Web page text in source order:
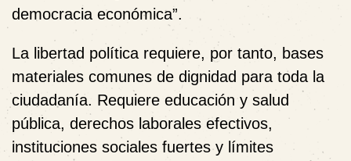
democracia económica”.
La libertad política requiere, por tanto, bases
materiales comunes de dignidad para toda la
ciudadanía. Requiere educación y salud
pública, derechos laborales efectivos,
instituciones sociales fuertes y límites